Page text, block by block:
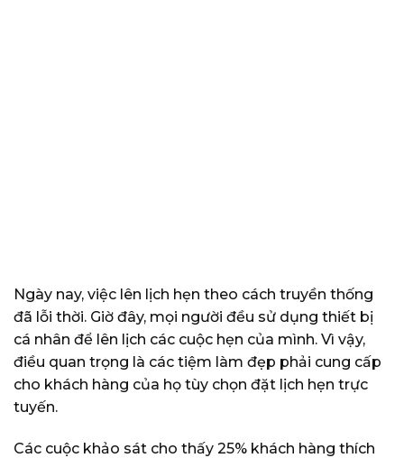
Ngày nay, việc lên lịch hẹn theo cách truyền thống
đã lỗi thời. Giờ đây, mọi người đều sử dụng thiết bị
cá nhân để lên lịch các cuộc hẹn của mình. Vì vậy,
điều quan trọng là các tiệm làm đẹp phải cung cấp
cho khách hàng của họ tùy chọn đặt lịch hẹn trực
tuyến.
Các cuộc khảo sát cho thấy 25% khách hàng thích